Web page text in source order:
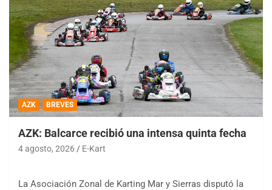
AZK BREVES
AZK: Balcarce recibió una intensa quinta fecha
4 agosto, 2026 E-Kart
La Asociación Zonal de Karting Mar y Sierras disputó la